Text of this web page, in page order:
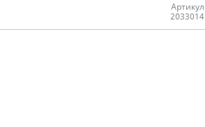
Артикул
2033014